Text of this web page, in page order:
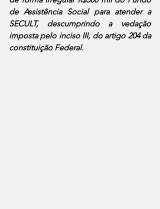
de Assistência Social para atender a
SECULT, descumprindo a vedação
imposta pelo inciso III, do artigo 204 da
constituição Federal.